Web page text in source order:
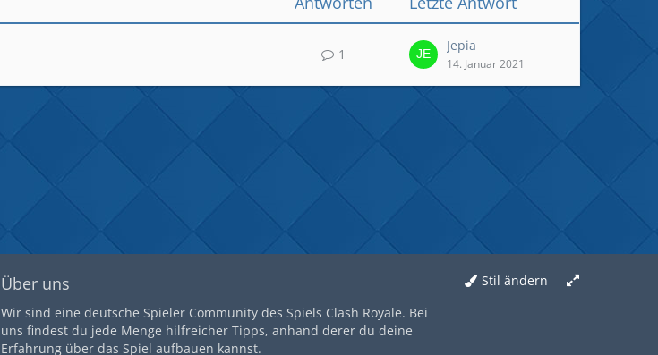
1
Jepia
14. Januar 2021
Stil ändern
Über uns
Wir sind eine deutsche Spieler Community des Spiels Clash Royale. Bei
uns findest du jede Menge hilfreicher Tipps, anhand derer du deine
Erfahrung über das Spiel aufbauen kannst.